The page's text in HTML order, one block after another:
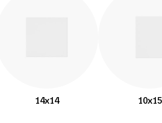
14x14 10x15